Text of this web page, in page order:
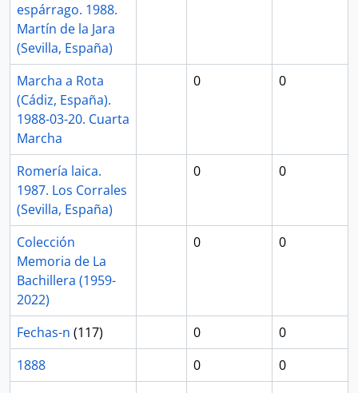
espárrago. 1988.
Martín de la Jara
(Sevilla, España)
Marcha a Rota
(Cádiz, España).
1988-03-20. Cuarta
Marcha
0 0
Romería laica.
1987. Los Corrales
(Sevilla, España)
0 0
Colección
Memoria de La
Bachillera (1959-
2022)
0 0
Fechas-n (117) 0
0
1888
0
0